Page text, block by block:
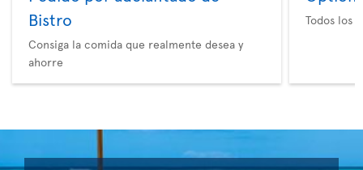
Bistro
Consiga la comida que realmente desea y
ahorre
Todos los